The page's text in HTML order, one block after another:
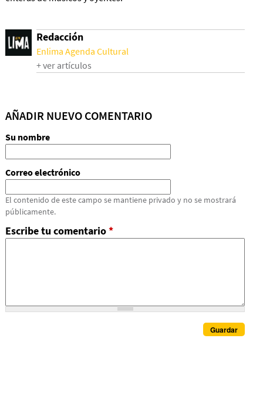
Redacción
Enlima Agenda Cultural
+ ver artículos
AÑADIR NUEVO COMENTARIO
Su nombre
Correo electrónico
El contenido de este campo se mantiene privado y no se mostrará
públicamente.
Escribe tu comentario*